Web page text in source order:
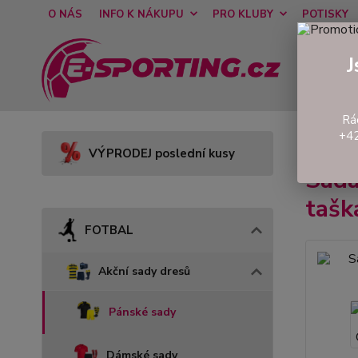
O NÁS INFO K NÁKUPU PRO KLUBY POTISKY
VÝPRODEJ poslední kusy
FOTBAL
Akční sady dresů
Pánské sady